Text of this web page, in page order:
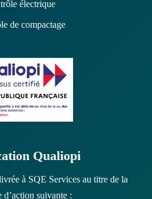
électrique
de compactage
Qualiopi
à SQE Services au titre de la
d’action suivante :